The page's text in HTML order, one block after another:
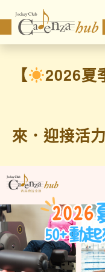
【 2026夏
來．迎接活力